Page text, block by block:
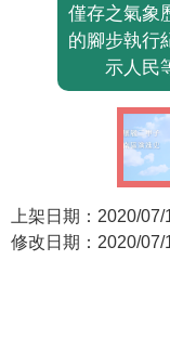
僅存之氣象
的腳步執行
示人民
上架日期：2020/07/
修改日期：2020/07/